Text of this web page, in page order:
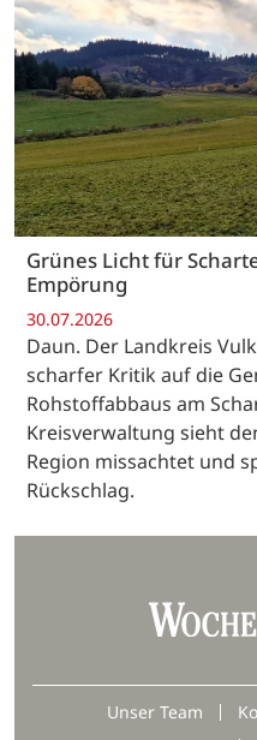
Grünes Licht für
Empörung
30.07.2026
Daun. Der Landkreis
scharfer Kritik auf die
Rohstoffabbaus am
Kreisverwaltung sieht
Region missachtet und
Rückschlag.
Unser Team